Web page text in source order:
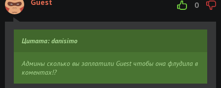
0
Цитата: danisimo
Админы сколько вы заплатили Guest чтобы она флудила в
коментах!?